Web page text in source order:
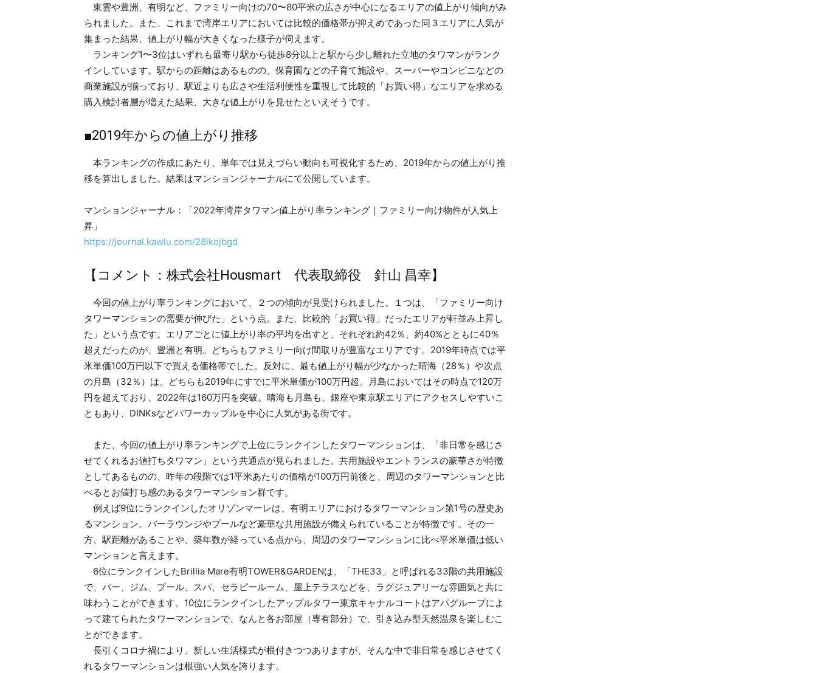
東雲や豊洲、有明など、ファミリー向けの70〜80平米の広さが中心になるエリアの値上がり傾向がみ
られました。また、これまで湾岸エリアにおいては比較的価格帯が抑えめであった同３エリアに人気が
集まった結果、値上がり幅が大きくなった様子が伺えます。
ランキング1〜3位はいずれも最寄り駅から徒歩8分以上と駅から少し離れた立地のタワマンがランク
インしています。駅からの距離はあるものの、保育園などの子育て施設や、スーパーやコンビニなどの
商業施設が揃っており、駅近よりも広さや生活利便性を重視して比較的「お買い得」なエリアを求める
購入検討者層が増えた結果、大きな値上がりを見せたといえそうです。
■2019年からの値上がり推移
本ランキングの作成にあたり、単年では見えづらい動向も可視化するため、2019年からの値上がり推
移を算出しました。結果はマンションジャーナルにて公開しています。
マンションジャーナル：「2022年湾岸タワマン値上がり率ランキング｜ファミリー向け物件が人気上
昇」
https://journal.kawlu.com/28ikojbgd
【コメント：株式会社Housmart 代表取締役 針山 昌幸】
今回の値上がり率ランキングにおいて、２つの傾向が見受けられました。１つは、「ファミリー向け
タワーマンションの需要が伸びた」という点。また、比較的「お買い得」だったエリアが軒並み上昇し
た」という点です。エリアごとに値上がり率の平均を出すと、それぞれ約42％、約40%とともに40％
超えだったのが、豊洲と有明。どちらもファミリー向け間取りが豊富なエリアです。2019年時点では平
米単価100万円以下で買える価格帯でした。反対に、最も値上がり幅が少なかった晴海（28％）や次点
の月島（32％）は、どちらも2019年にすでに平米単価が100万円超。月島においてはその時点で120万
円を超えており、2022年は160万円を突破。晴海も月島も、銀座や東京駅エリアにアクセスしやすいこ
ともあり、DINKsなどパワーカップルを中心に人気がある街です。
また、今回の値上がり率ランキングで上位にランクインしたタワーマンションは、「非日常を感じさ
せてくれるお値打ちタワマン」という共通点が見られました。共用施設やエントランスの豪華さが特徴
としてあるものの、昨年の段階では1平米あたりの価格が100万円前後と、周辺のタワーマンションと比
べるとお値打ち感のあるタワーマンション群です。
例えば9位にランクインしたオリゾンマーレは、有明エリアにおけるタワーマンション第1号の歴史あ
るマンション。バーラウンジやプールなど豪華な共用施設が備えられていることが特徴です。その一
方、駅距離があることや、築年数が経っている点から、周辺のタワーマンションに比べ平米単価は低い
マンションと言えます。
6位にランクインしたBrillia Mare有明TOWER&GARDENは、「THE33」と呼ばれる33階の共用施設
で、バー、ジム、プール、スパ、セラピールーム、屋上テラスなどを、ラグジュアリーな雰囲気と共に
味わうことができます。10位にランクインしたアップルタワー東京キャナルコートはアパグループによ
って建てられたタワーマンションで、なんと各お部屋（専有部分）で、引き込み型天然温泉を楽しむこ
とができます。
長引くコロナ禍により、新しい生活様式が根付きつつありますが、そんな中で非日常を感じさせてく
れるタワーマンションは根強い人気を誇ります。